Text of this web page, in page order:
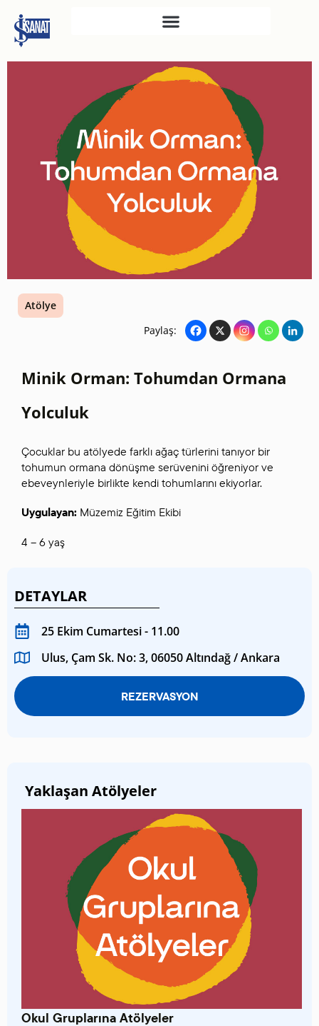
SAHNE SANATLARI
TÜRKIYE İŞ BANKASI
RESIM HEYKEL MÜZESI
TÜRKIYE İŞ BANKASI
MÜZESI
İKTISADI BAĞIMSIZLIK
MÜZESI
ATATÜRK KÜTÜPHANESI
SANAT GALERILERI
KÜLTÜREL MIRASA
DESTEK
Atölye
Paylaş:
Minik Orman: Tohumdan Ormana
Yolculuk
Çocuklar bu atölyede farklı ağaç türlerini tanıyor bir
tohumun ormana dönüşme serüvenini öğreniyor ve
ebeveynleriyle birlikte kendi tohumlarını ekiyorlar.
Uygulayan: Müzemiz Eğitim Ekibi
4 – 6 yaş
DETAYLAR
25 Ekim Cumartesi - 11.00
Ulus, Çam Sk. No: 3, 06050 Altındağ / Ankara
REZERVASYON
Yaklaşan Atölyeler
Okul Gruplarına Atölyeler